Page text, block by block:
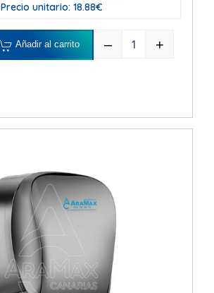
Precio unitario: 18.88€
– +
Añadir al carrito